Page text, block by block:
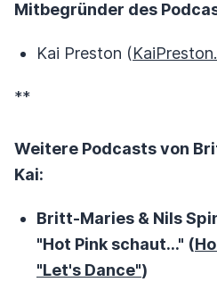
Mitbegründer des
Kai Preston (
**
Weitere Podcasts von
Kai:
Britt-Maries & Nils
"Hot Pink schaut..." (
"Let's Dance")